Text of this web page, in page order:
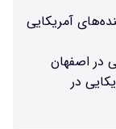
آمریکایی
در اصفهان
در